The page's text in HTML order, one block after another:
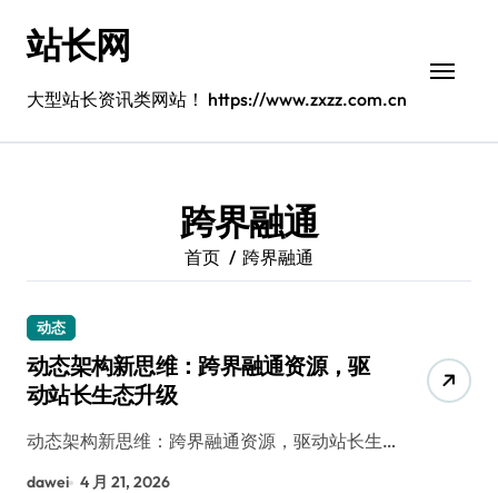
站长网
大型站长资讯类网站！ https://www.zxzz.com.cn
跨界融通
首页 跨界融通
动态
动态架构新思维：跨界融通资源，驱
动站长生态升级
动态架构新思维：跨界融通资源，驱动站长生…
dawei 4 月 21, 2026